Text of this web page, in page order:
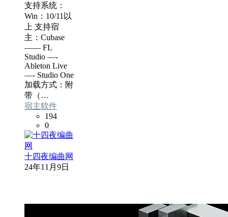
支持系统：
Win：10/11以
上 支持宿
主：Cubase
—— FL
Studio —-
Ableton Live
—- Studio One
加载方式：附
带（…
宿主软件
194
0
十四夜编曲网
24年11月9日